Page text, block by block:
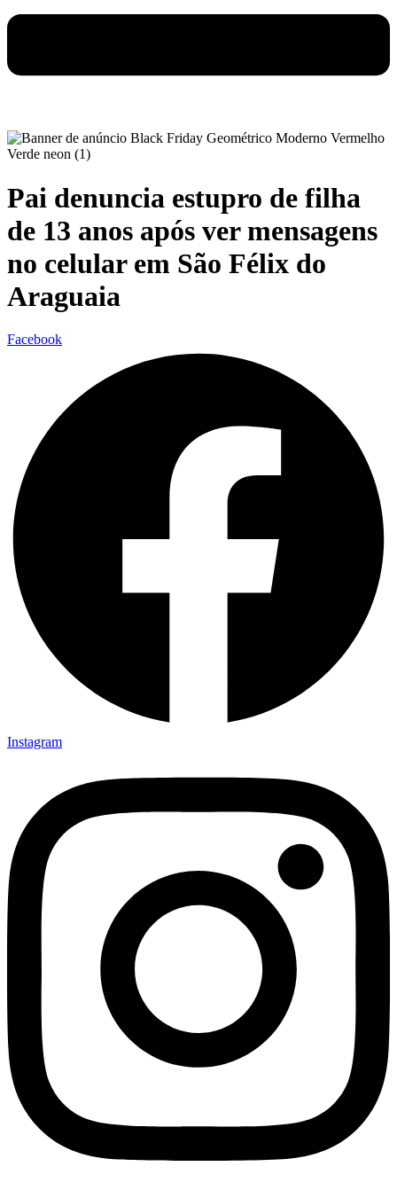
Pai denuncia estupro de filha
de 13 anos após ver mensagens
no celular em São Félix do
Araguaia
Facebook
Instagram